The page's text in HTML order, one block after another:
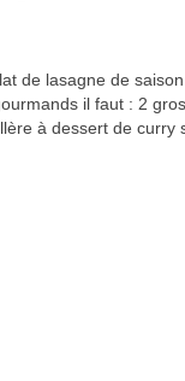
de lasagne de
il faut : 2
à dessert de curry